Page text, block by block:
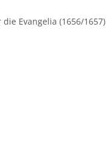
Evangelia (1656/1657)